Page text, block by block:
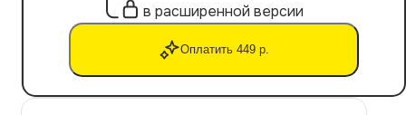
в расширенной версии
Оплатить 449 р.